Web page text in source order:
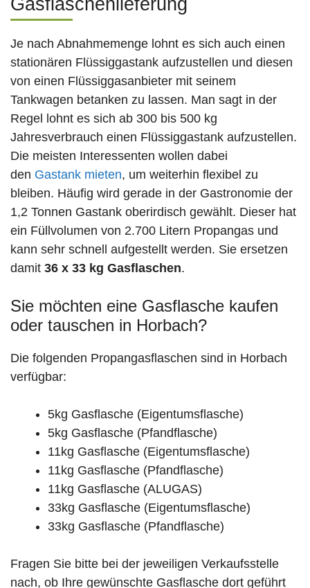
Gasflaschenlieferung
Je nach Abnahmemenge lohnt es sich auch einen
stationären Flüssiggastank aufzustellen und diesen
von einen Flüssiggasanbieter mit seinem
Tankwagen betanken zu lassen. Man sagt in der
Regel lohnt es sich ab 300 bis 500 kg
Jahresverbrauch einen Flüssiggastank aufzustellen.
Die meisten Interessenten wollen dabei
den Gastank mieten, um weiterhin flexibel zu
bleiben. Häufig wird gerade in der Gastronomie der
1,2 Tonnen Gastank oberirdisch gewählt. Dieser hat
ein Füllvolumen von 2.700 Litern Propangas und
kann sehr schnell aufgestellt werden. Sie ersetzen
damit 36 x 33 kg Gasflaschen.
Sie möchten eine Gasflasche kaufen
oder tauschen in Horbach?
Die folgenden Propangasflaschen sind in Horbach
verfügbar:
5kg Gasflasche (Eigentumsflasche)
5kg Gasflasche (Pfandflasche)
11kg Gasflasche (Eigentumsflasche)
11kg Gasflasche (Pfandflasche)
11kg Gasflasche (ALUGAS)
33kg Gasflasche (Eigentumsflasche)
33kg Gasflasche (Pfandflasche)
Fragen Sie bitte bei der jeweiligen Verkaufsstelle
nach, ob Ihre gewünschte Gasflasche dort geführt